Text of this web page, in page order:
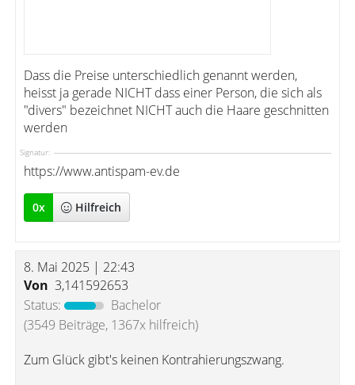
Dass die Preise unterschiedlich genannt werden,
heisst ja gerade NICHT dass einer Person, die sich als
"divers" bezeichnet NICHT auch die Haare geschnitten
werden
Signatur:
https://www.antispam-ev.de
0x Hilfreich
8. Mai 2025 | 22:43
Von 3,141592653
Status:
Bachelor
(3549 Beiträge, 1367x hilfreich)
Zum Glück gibt's keinen Kontrahierungszwang.